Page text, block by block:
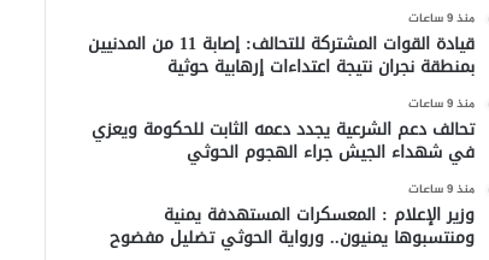
منذ 9 ساعات
قيادة القوات المشتركة للتحالف: إصابة 11 من المدنيين
بمنطقة نجران نتيجة اعتداءات إرهابية حوثية
منذ 9 ساعات
تحالف دعم الشرعية يجدد دعمه الثابت للحكومة ويعزي
في شهداء الجيش جراء الهجوم الحوثي
منذ 9 ساعات
وزير الإعلام : المعسكرات المستهدفة يمنية
ومنتسبوها يمنيون.. ورواية الحوثي تضليل مفضوح